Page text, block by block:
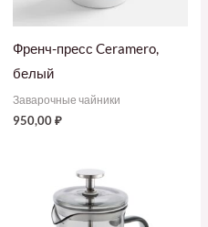
Френч-пресс Ceramero,
белый
Заварочные чайники
950,00₽